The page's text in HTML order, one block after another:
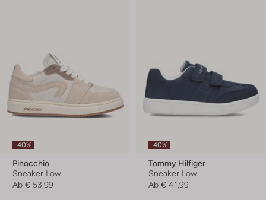
-40%
Pinocchio
Sneaker Low
Ab € 53,99
-40%
Tommy Hilfiger
Sneaker Low
Ab € 41,99